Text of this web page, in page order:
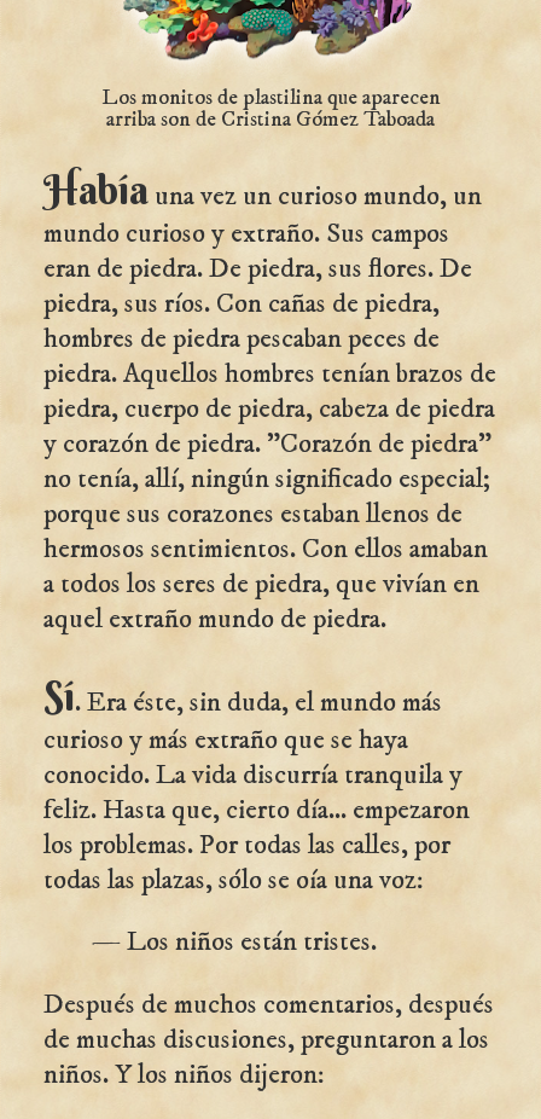
Los monitos de plastilina que aparecen
arriba son de Cristina Gómez Taboada
Había una vez un curioso mundo, un
mundo curioso y extraño. Sus campos
eran de piedra. De piedra, sus flores. De
piedra, sus ríos. Con cañas de piedra,
hombres de piedra pescaban peces de
piedra. Aquellos hombres tenían brazos de
piedra, cuerpo de piedra, cabeza de piedra
y corazón de piedra. "Corazón de piedra"
no tenía, allí, ningún significado especial;
porque sus corazones estaban llenos de
hermosos sentimientos. Con ellos amaban
a todos los seres de piedra, que vivían en
aquel extraño mundo de piedra.
Sí. Era éste, sin duda, el mundo más
curioso y más extraño que se haya
conocido. La vida discurría tranquila y
feliz. Hasta que, cierto día... empezaron
los problemas. Por todas las calles, por
todas las plazas, sólo se oía una voz:
— Los niños están tristes.
Después de muchos comentarios, después
de muchas discusiones, preguntaron a los
niños. Y los niños dijeron: